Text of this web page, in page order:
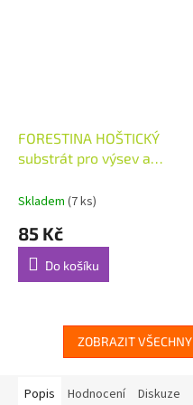
FORESTINA HOŠTICKÝ
substrát pro výsev a
Skladem (7 ks)
85 Kč
Do košíku
ZOBRAZIT
Popis Hodnocení Diskuze